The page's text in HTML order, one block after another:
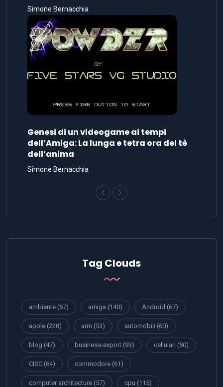
Simone Bernacchia
Genesi di un videogame ai tempi
dell’Amiga: La lunga e tetra ora del tè
dell’anima
Simone Bernacchia
Tag Clouds
ambiente (67) amiga (140) Android (67)
apple (228) arm (53) automobili (60)
blog (47) business-export (93) cellulari (50)
CISC (64) commodore (61)
computer architecture (57) cpu (115)